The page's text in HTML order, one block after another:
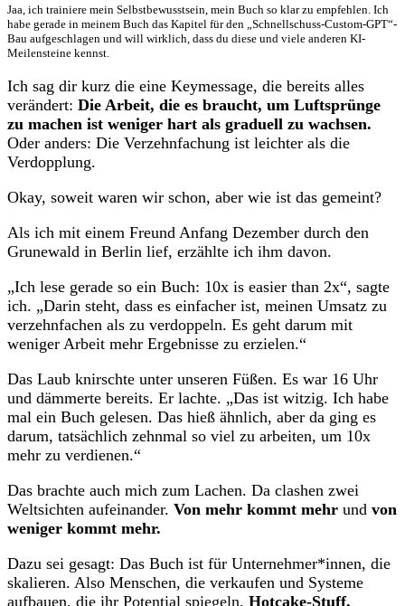
Jaa, ich trainiere mein Selbstbewusstsein, mein Buch so klar zu empfehlen. Ich
habe gerade in meinem Buch das Kapitel für den „Schnellschuss-Custom-GPT“-
Bau aufgeschlagen und will wirklich, dass du diese und viele anderen KI-
Meilensteine kennst.
Ich sag dir kurz die eine Keymessage, die bereits alles
verändert: Die Arbeit, die es braucht, um Luftsprünge
zu machen ist weniger hart als graduell zu wachsen.
Oder anders: Die Verzehnfachung ist leichter als die
Verdopplung.
Okay, soweit waren wir schon, aber wie ist das gemeint?
Als ich mit einem Freund Anfang Dezember durch den
Grunewald in Berlin lief, erzählte ich ihm davon.
„Ich lese gerade so ein Buch: 10x is easier than 2x“, sagte
ich. „Darin steht, dass es einfacher ist, meinen Umsatz zu
verzehnfachen als zu verdoppeln. Es geht darum mit
weniger Arbeit mehr Ergebnisse zu erzielen.“
Das Laub knirschte unter unseren Füßen. Es war 16 Uhr
und dämmerte bereits. Er lachte. „Das ist witzig. Ich habe
mal ein Buch gelesen. Das hieß ähnlich, aber da ging es
darum, tatsächlich zehnmal so viel zu arbeiten, um 10x
mehr zu verdienen.“
Das brachte auch mich zum Lachen. Da clashen zwei
Weltsichten aufeinander. Von mehr kommt mehr und von
weniger kommt mehr.
Dazu sei gesagt: Das Buch ist für Unternehmer*innen, die
skalieren. Also Menschen, die verkaufen und Systeme
aufbauen, die ihr Potential spiegeln. Hotcake-Stuff.